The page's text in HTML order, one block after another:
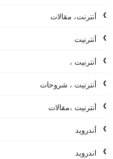
أنترنت، مقالات
أنترنيت
أنترنيت ،
أنترنيت ، شروحات
أنترنيت ،مقالات
أندرويد
اندرويد